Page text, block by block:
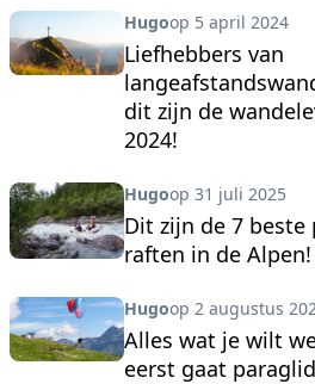
Hugoop 5 april 2024
Liefhebbers van
dit zijn de
2024!
Hugoop 31 juli 2025
Dit zijn de 7
raften in de Alpen!
Hugoop 2 augustus
Alles wat je wilt
eerst gaat